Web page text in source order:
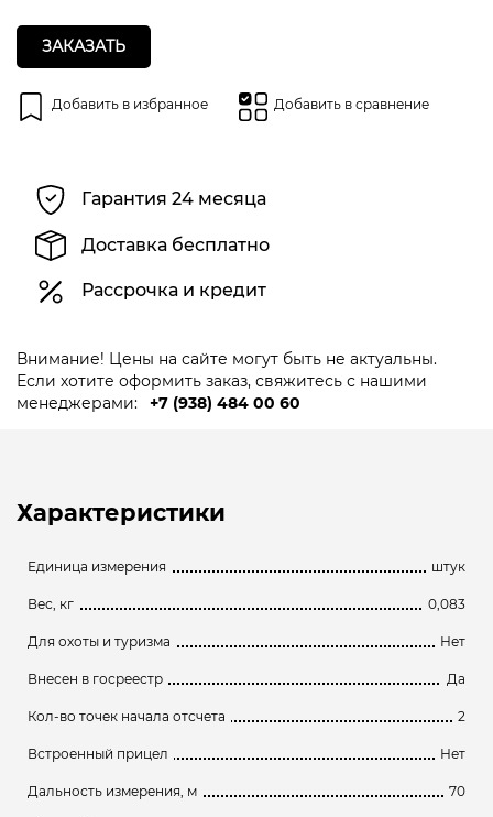
ЗАКАЗАТЬ
Добавить в избранное Добавить в сравнение
Гарантия 24 месяца
Доставка бесплатно
Рассрочка и кредит
Внимание! Цены на сайте могут быть не актуальны.
Если хотите оформить заказ, свяжитесь с нашими
менеджерами:
+7 (938) 484 00 60
Характеристики
Единица измерения штук
Вес, кг 0,083
Для охоты и туризма Нет
Внесен в госреестр Да
Кол-во точек начала отсчета 2
Встроенный прицел Нет
Дальность измерения, м 70